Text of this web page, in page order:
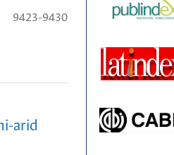
9423-9430
arid